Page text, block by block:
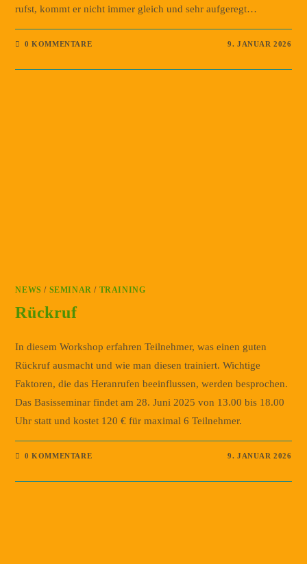
rufst, kommt er nicht immer gleich und sehr aufgeregt…
0 KOMMENTARE 9. JANUAR 2026
NEWS / SEMINAR / TRAINING
Rückruf
In diesem Workshop erfahren Teilnehmer, was einen guten
Rückruf ausmacht und wie man diesen trainiert. Wichtige
Faktoren, die das Heranrufen beeinflussen, werden besprochen.
Das Basisseminar findet am 28. Juni 2025 von 13.00 bis 18.00
Uhr statt und kostet 120 € für maximal 6 Teilnehmer.
0 KOMMENTARE 9. JANUAR 2026